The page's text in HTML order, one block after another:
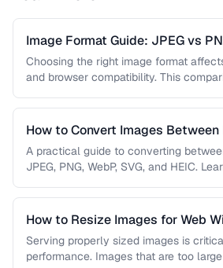
Image Format Guide: JPEG vs
AVIF
Choosing the right image format
and browser compatibility. This
How to Convert Images Between
A practical guide to converting
JPEG, PNG, WebP, SVG, and HEIC.
How to Resize Images for Web
Quality
Serving properly sized images is
performance. Images that are too